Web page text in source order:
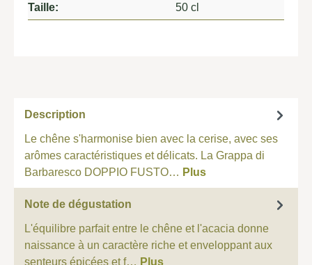
Taille: 50 cl
Description
Le chêne s'harmonise bien avec la cerise, avec ses
arômes caractéristiques et délicats. La Grappa di
Barbaresco DOPPIO FUSTO… Plus
Note de dégustation
L'équilibre parfait entre le chêne et l'acacia donne
naissance à un caractère riche et enveloppant aux
senteurs épicées et f… Plus